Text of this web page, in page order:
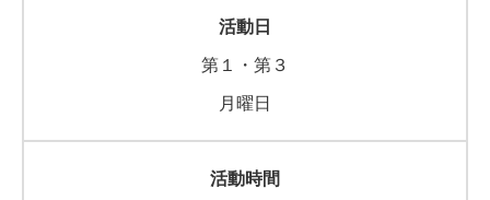
第１・第３
月曜日